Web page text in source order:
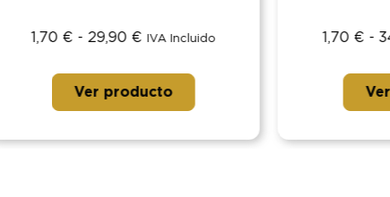
29,90€ IVA Incluido
Ver producto
34,90€ IVA
Ver producto